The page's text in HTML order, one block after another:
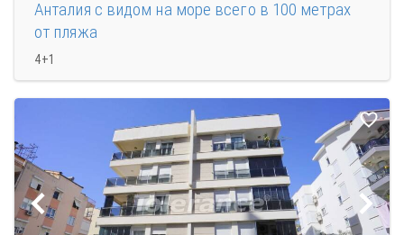
Анталия с видом на море всего в 100 метрах
от пляжа
4+1